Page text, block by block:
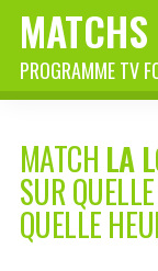
PROGRAMME TV
MATCH LA
SUR
QUELLE